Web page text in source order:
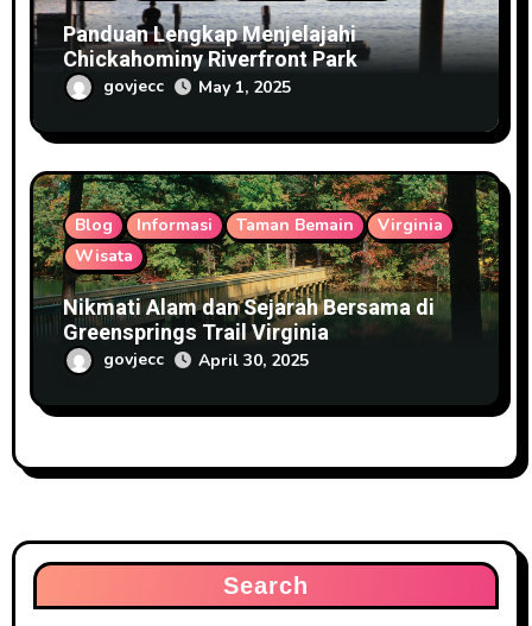
Panduan Lengkap Menjelajahi
Chickahominy Riverfront Park
govjecc May 1, 2025
Blog Informasi Taman Bemain
Virginia
Wisata
Nikmati Alam dan Sejarah Bersama di
Greensprings Trail Virginia
govjecc April 30, 2025
Search